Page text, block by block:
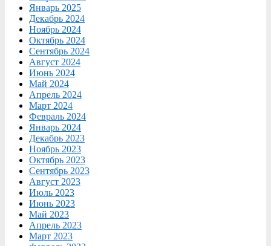
Январь 2025
Декабрь 2024
Ноябрь 2024
Октябрь 2024
Сентябрь 2024
Август 2024
Июнь 2024
Май 2024
Апрель 2024
Март 2024
Февраль 2024
Январь 2024
Декабрь 2023
Ноябрь 2023
Октябрь 2023
Сентябрь 2023
Август 2023
Июль 2023
Июнь 2023
Май 2023
Апрель 2023
Март 2023